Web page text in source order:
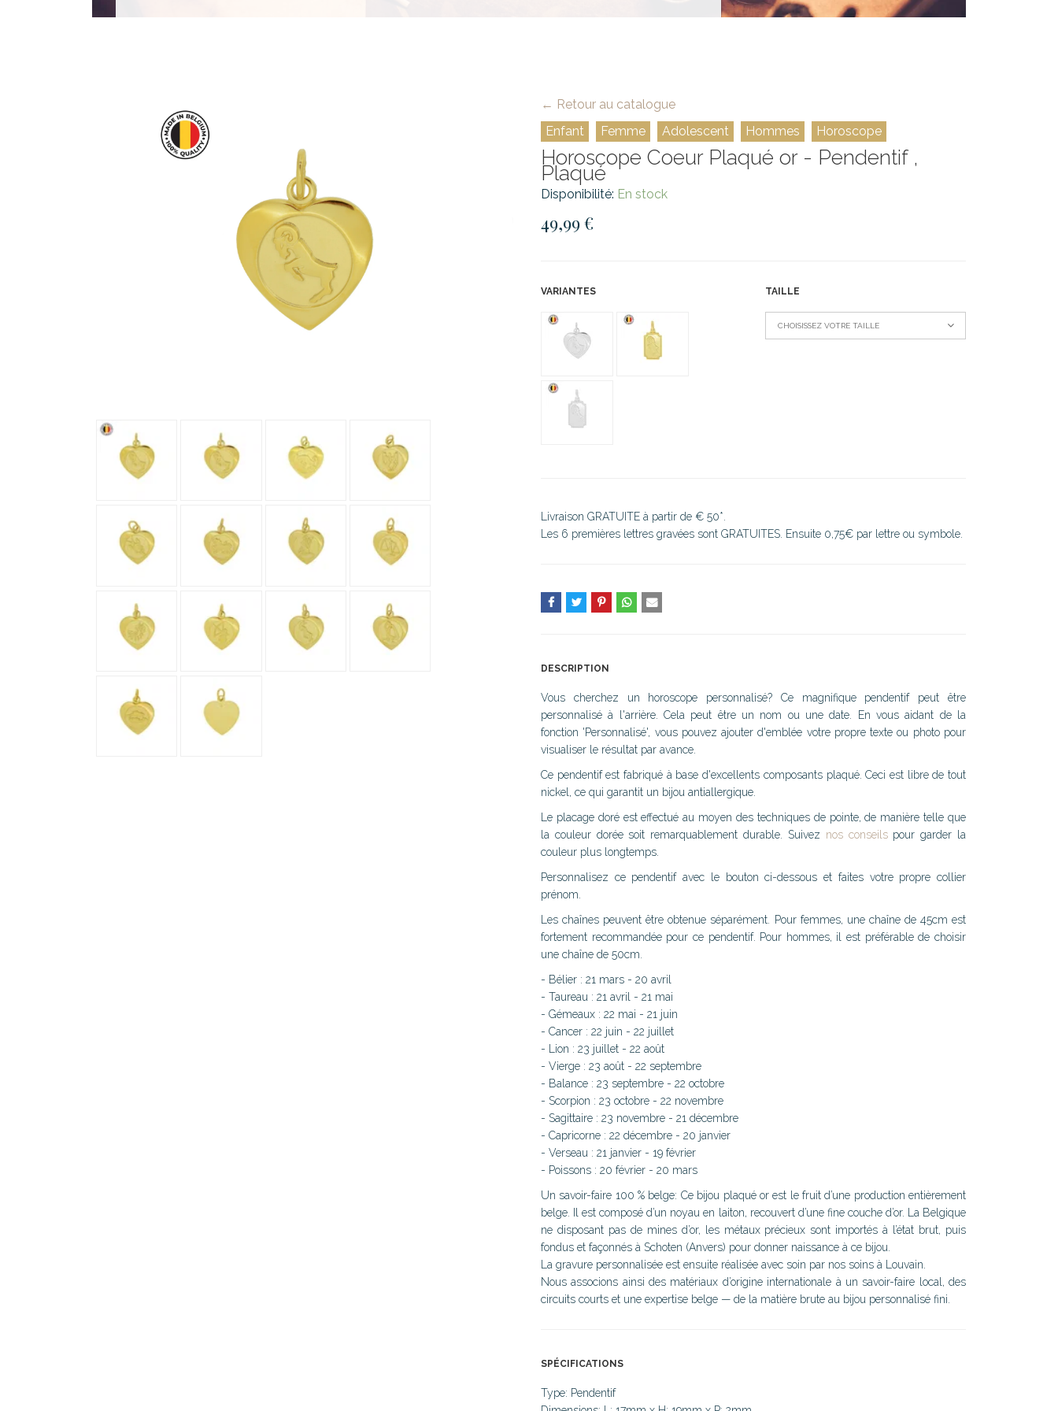
← Retour au catalogue
Enfant
Femme Adolescent Hommes Horoscope
Horoscope Coeur Plaqué or - Pendentif ,
Plaqué
Disponibilité: En stock
49,99 €
VARIANTES TAILLE
CHOISISSEZ VOTRE TAILLE
Livraison GRATUITE à partir de € 50*.
Les 6 premières lettres gravées sont GRATUITES. Ensuite 0,75€ par lettre ou symbole.
DESCRIPTION
Vous cherchez un horoscope personnalisé? Ce magnifique pendentif peut être
personnalisé à l'arrière. Cela peut être un nom ou une date. En vous aidant de la
fonction 'Personnalisé', vous pouvez ajouter d'emblée votre propre texte ou photo pour
visualiser le résultat par avance.
Ce pendentif est fabriqué à base d'excellents composants plaqué. Ceci est libre de tout
nickel, ce qui garantit un bijou antiallergique.
Le placage doré est effectué au moyen des techniques de pointe, de manière telle que
la couleur dorée soit remarquablement durable. Suivez nos conseilspour garder la
couleur plus longtemps.
Personnalisez ce pendentif avec le bouton ci-dessous et faites votre propre collier
prénom.
Les chaînes peuvent être obtenue séparément. Pour femmes, une chaîne de 45cm est
fortement recommandée pour ce pendentif. Pour hommes, il est préférable de choisir
une chaîne de 50cm.
- Bélier : 21 mars - 20 avril
- Taureau : 21 avril - 21 mai
- Gémeaux : 22 mai - 21 juin
- Cancer : 22 juin - 22 juillet
- Lion : 23 juillet - 22 août
- Vierge : 23 août - 22 septembre
- Balance : 23 septembre - 22 octobre
- Scorpion : 23 octobre - 22 novembre
- Sagittaire : 23 novembre - 21 décembre
- Capricorne : 22 décembre - 20 janvier
- Verseau : 21 janvier - 19 février
- Poissons : 20 février - 20 mars
Un savoir-faire 100 % belge: Ce bijou plaqué or est le fruit d’une production entièrement
belge. Il est composé d’un noyau en laiton, recouvert d’une fine couche d’or. La Belgique
ne disposant pas de mines d’or, les métaux précieux sont importés à l’état brut, puis
fondus et façonnés à Schoten (Anvers) pour donner naissance à ce bijou.
La gravure personnalisée est ensuite réalisée avec soin par nos soins à Louvain.
Nous associons ainsi des matériaux d’origine internationale à un savoir-faire local, des
circuits courts et une expertise belge — de la matière brute au bijou personnalisé fini.
SPÉCIFICATIONS
Type: Pendentif